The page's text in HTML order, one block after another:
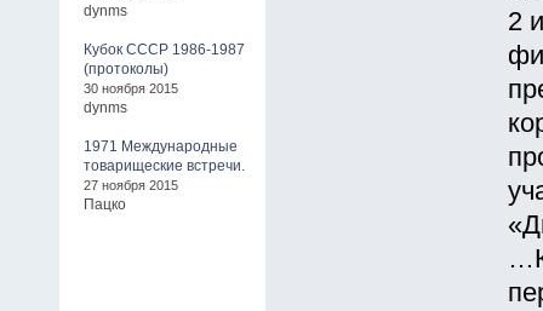
dynms
Кубок СССР 1986-1987
(протоколы)
30 ноября 2015
dynms
1971 Международные
товарищеские встречи.
27 ноября 2015
Пацко
2